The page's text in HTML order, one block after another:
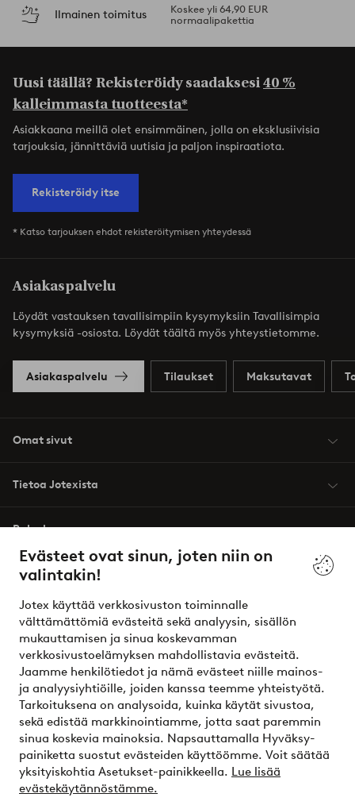
Evästeet ovat sinun, joten niin on
valintakin!
Jotex käyttää verkkosivuston toiminnalle
välttämättömiä evästeitä sekä analyysin, sisällön
mukauttamisen ja sinua koskevamman
verkkosivustoelämyksen mahdollistavia evästeitä.
Jaamme henkilötiedot ja nämä evästeet niille mainos-
ja analyysiyhtiöille, joiden kanssa teemme yhteistyötä.
Tarkoituksena on analysoida, kuinka käytät sivustoa,
sekä edistää markkinointiamme, jotta saat paremmin
sinua koskevia mainoksia. Napsauttamalla Hyväksy-
painiketta suostut evästeiden käyttöömme. Voit säätää
yksityiskohtia Asetukset-painikkeella. Lue lisää
evästekäytännöstämme.
Ilmainen toimitus
Koskee yli 64,90 EUR
normaalipakettia
Uusi täällä? Rekisteröidy saadaksesi40 %
kalleimmasta tuotteesta*
Asiakkaana meillä olet ensimmäinen, jolla on eksklusiivisia
tarjouksia, jännittäviä uutisia ja paljon inspiraatiota.
Rekisteröidy itse
* Katso tarjouksen ehdot rekisteröitymisen yhteydessä
Asiakaspalvelu
Löydät vastauksen tavallisimpiin kysymyksiin Tavallisimpia
kysymyksiä -osiosta. Löydät täältä myös yhteystietomme.
Asiakaspalvelu Tilaukset Maksutavat
Omat sivut
Tietoa Jotexista
Palvelumme
Ehdot
Ystävät
Turvalliset maksut – maksa nyt tai erissä
Haluatko tietää lisää maksuvaihtoehdoistamme?
elpy